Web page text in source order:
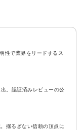
性で業界をリードするス
。認証済みレビューの公
揺るぎない信頼の頂点に